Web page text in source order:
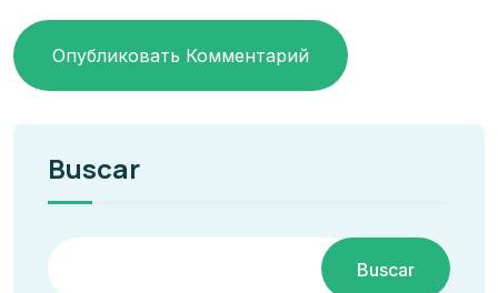
Опубликовать Комментарий
Buscar
Buscar